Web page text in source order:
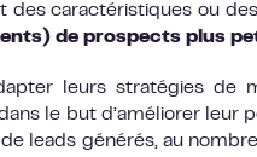
des caractéristiques ou
de prospects plus
leurs stratégies de
le but d’améliorer leur
leads générés, au